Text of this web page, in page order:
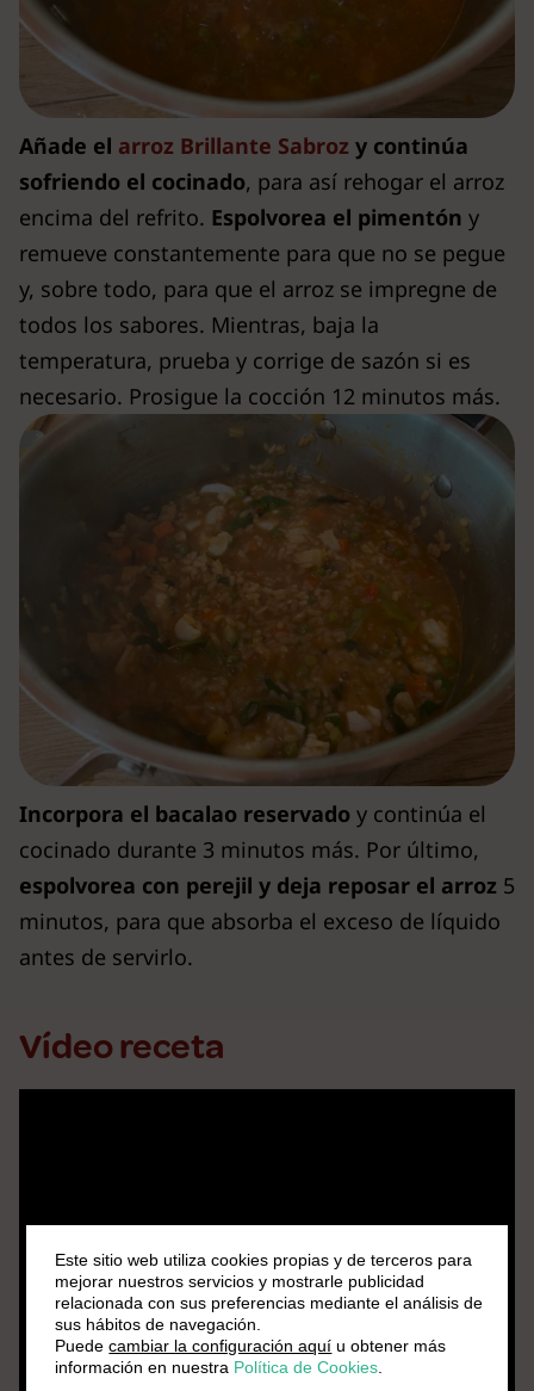
Añade el arroz Brillante Sabroz y continúa
sofriendo el cocinado, para así rehogar el arroz
encima del refrito. Espolvorea el pimentón y
remueve constantemente para que no se pegue
y, sobre todo, para que el arroz se impregne de
todos los sabores. Mientras, baja la
temperatura, prueba y corrige de sazón si es
necesario. Prosigue la cocción 12 minutos más.
Incorpora el bacalao reservado y continúa el
cocinado durante 3 minutos más. Por último,
espolvorea con perejil y deja reposar el arroz 5
minutos, para que absorba el exceso de líquido
antes de servirlo.
Vídeo receta
Este sitio web utiliza cookies propias y de terceros para
mejorar nuestros servicios y mostrarle publicidad
relacionada con sus preferencias mediante el análisis de
sus hábitos de navegación.
Puedecambiar la configuración aquí u obtener más
información en nuestra Política de Cookies